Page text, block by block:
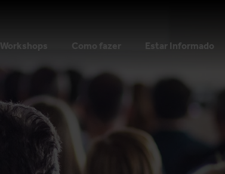
Workshops Como fazer Estar Informado